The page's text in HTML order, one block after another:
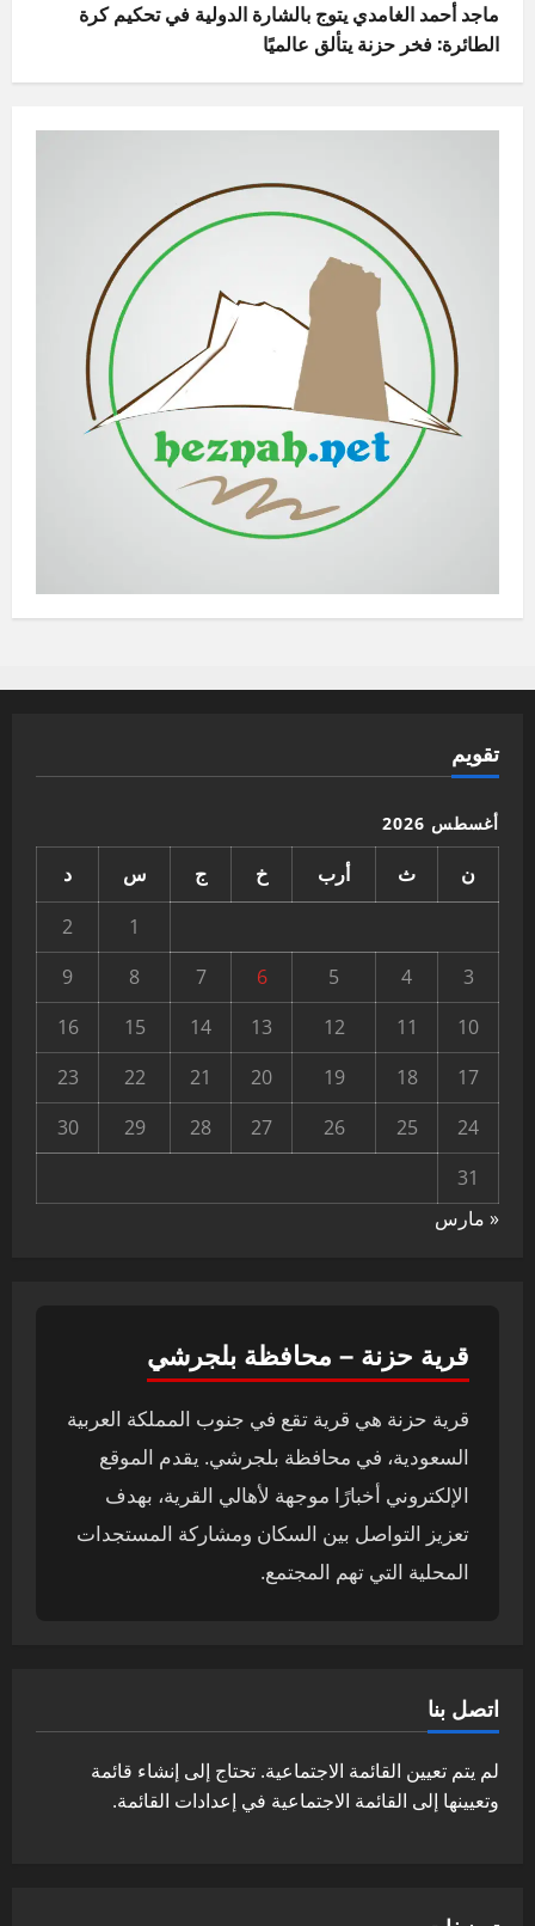
ماجد أحمد الغامدي يتوج بالشارة الدولية في تحكيم كرة
الطائرة: فخر حزنة يتألق عالميًا
تقويم
أغسطس 2026
ن ث أرب خ ج س
د
1
2
3
4
5
6
7
8
9
10
11
12
13
14
15
16
17
18
19
20
21
22
23
24
25
26
27
28
29
30
31
« مارس
قرية حزنة – محافظة بلجرشي
قرية حزنة هي قرية تقع في جنوب المملكة العربية
السعودية، في محافظة بلجرشي. يقدم الموقع
الإلكتروني أخبارًا موجهة لأهالي القرية، بهدف
تعزيز التواصل بين السكان ومشاركة المستجدات
المحلية التي تهم المجتمع.
اتصل بنا
لم يتم تعيين القائمة الاجتماعية. تحتاج إلى إنشاء قائمة
وتعيينها إلى القائمة الاجتماعية في إعدادات القائمة.